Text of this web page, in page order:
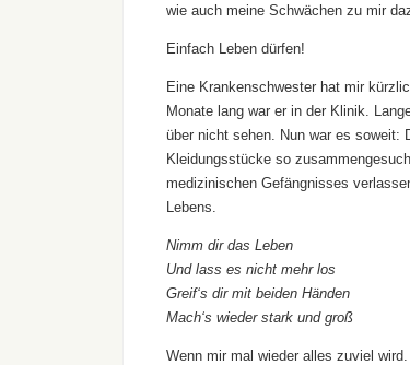
wie auch meine Schwächen zu mir
Einfach Leben dürfen!
Eine Krankenschwester hat mir
Monate lang war er in der Klinik.
über nicht sehen. Nun war es soweit:
Kleidungsstücke so
medizinischen Gefängnisses
Lebens.
Nimm dir das Leben
Und lass es nicht mehr los
Greif‘s dir mit beiden Händen
Mach‘s wieder stark und groß
Wenn mir mal wieder alles zuviel